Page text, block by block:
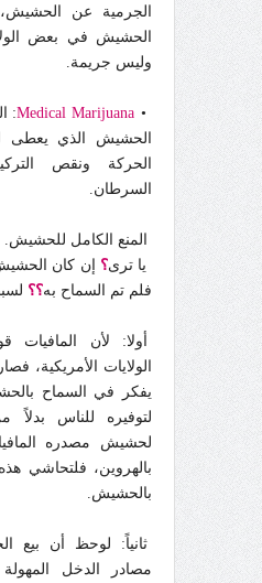
الجرمية عن
الحشيش في بعض
وليس جريمة.
•
Medical Marijuana
:
الحشيش الذي يعطى
الحركة ونقص
السرطان.
المنع الكامل للحشيش.
يا ترى؟ إن كان
فلم تم السماح به؟؟
أولا: لأن
الولايات الأمريكية،
يفكر في السماح
لتوفيره للناس بدلاً
لحشيش مصدره
بالهروين، فلتحاشي
بالحشيش.
ثانياً: لوحظ أن
مصادر الدخل المهولة